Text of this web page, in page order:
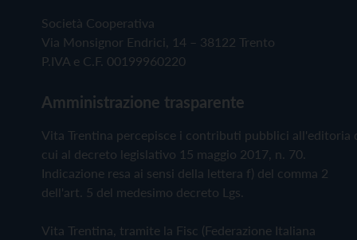
Società Cooperativa
Via Monsignor Endrici, 14 – 38122 Trento
P.IVA e C.F. 00199960220
Amministrazione trasparente
Vita Trentina percepisce i contributi pubblici all'editoria
cui al decreto legislativo 15 maggio 2017, n. 70.
Indicazione resa ai sensi della lettera f) del comma 2
dell'art. 5 del medesimo decreto Lgs.
Vita Trentina, tramite la Fisc (Federazione Italiana